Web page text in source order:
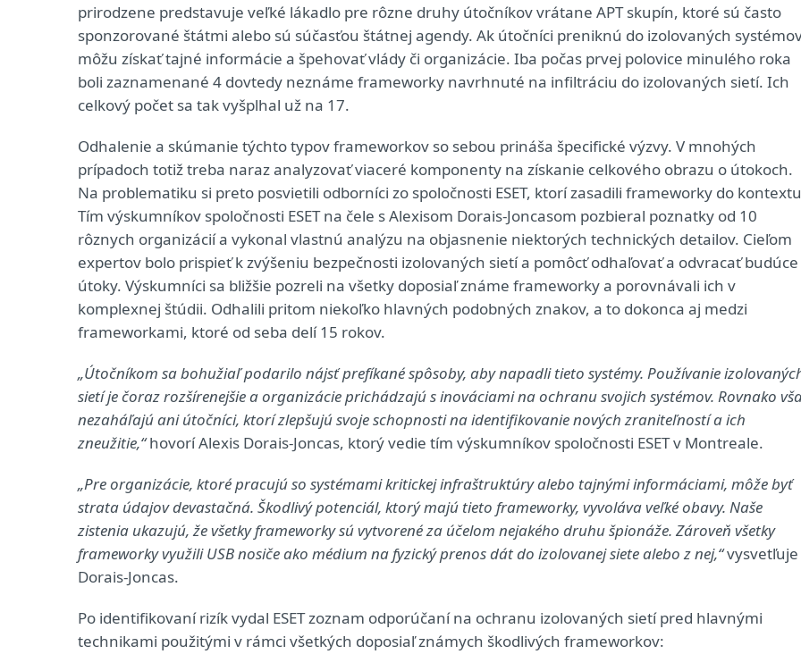
prirodzene predstavuje veľké lákadlo pre rôzne druhy útočníkov vrátane APT skupín, ktoré sú často
sponzorované štátmi alebo sú súčasťou štátnej agendy. Ak útočníci preniknú do izolovaných
môžu získať tajné informácie a špehovať vlády či organizácie. Iba počas prvej polovice minulého roka
boli zaznamenané 4 dovtedy neznáme frameworky navrhnuté na infiltráciu do izolovaných sietí. Ich
celkový počet sa tak vyšplhal už na 17.
Odhalenie a skúmanie týchto typov frameworkov so sebou prináša špecifické výzvy. V mnohých
prípadoch totiž treba naraz analyzovať viaceré komponenty na získanie celkového obrazu o útokoch.
Na problematiku si preto posvietili odborníci zo spoločnosti ESET, ktorí zasadili frameworky do
Tím výskumníkov spoločnosti ESET na čele s Alexisom Dorais-Joncasom pozbieral poznatky od 10
rôznych organizácií a vykonal vlastnú analýzu na objasnenie niektorých technických detailov. Cieľom
expertov bolo prispieť k zvýšeniu bezpečnosti izolovaných sietí a pomôcť odhaľovať a odvracať budúce
útoky. Výskumníci sa bližšie pozreli na všetky doposiaľ známe frameworky a porovnávali ich v
komplexnej štúdii. Odhalili pritom niekoľko hlavných podobných znakov, a to dokonca aj medzi
frameworkami, ktoré od seba delí 15 rokov.
„Útočníkom sa bohužiaľ podarilo nájsť prefíkané spôsoby, aby napadli tieto systémy. Používanie
sietí je čoraz rozšírenejšie a organizácie prichádzajú s inováciami na ochranu svojich systémov. Rovnako
nezaháľajú ani útočníci, ktorí zlepšujú svoje schopnosti na identifikovanie nových zraniteľností a ich
zneužitie,“hovorí Alexis Dorais-Joncas, ktorý vedie tím výskumníkov spoločnosti ESET v Montreale.
„Pre organizácie, ktoré pracujú so systémami kritickej infraštruktúry alebo tajnými informáciami, môže byť
strata údajov devastačná. Škodlivý potenciál, ktorý majú tieto frameworky, vyvoláva veľké obavy. Naše
zistenia ukazujú, že všetky frameworky sú vytvorené za účelom nejakého druhu špionáže. Zároveň všetky
frameworky využili USB nosiče ako médium na fyzický prenos dát do izolovanej siete alebo z nej,“vysvetľuje
Dorais-Joncas.
Po identifikovaní rizík vydal ESET zoznam odporúčaní na ochranu izolovaných sietí pred hlavnými
technikami použitými v rámci všetkých doposiaľ známych škodlivých frameworkov: